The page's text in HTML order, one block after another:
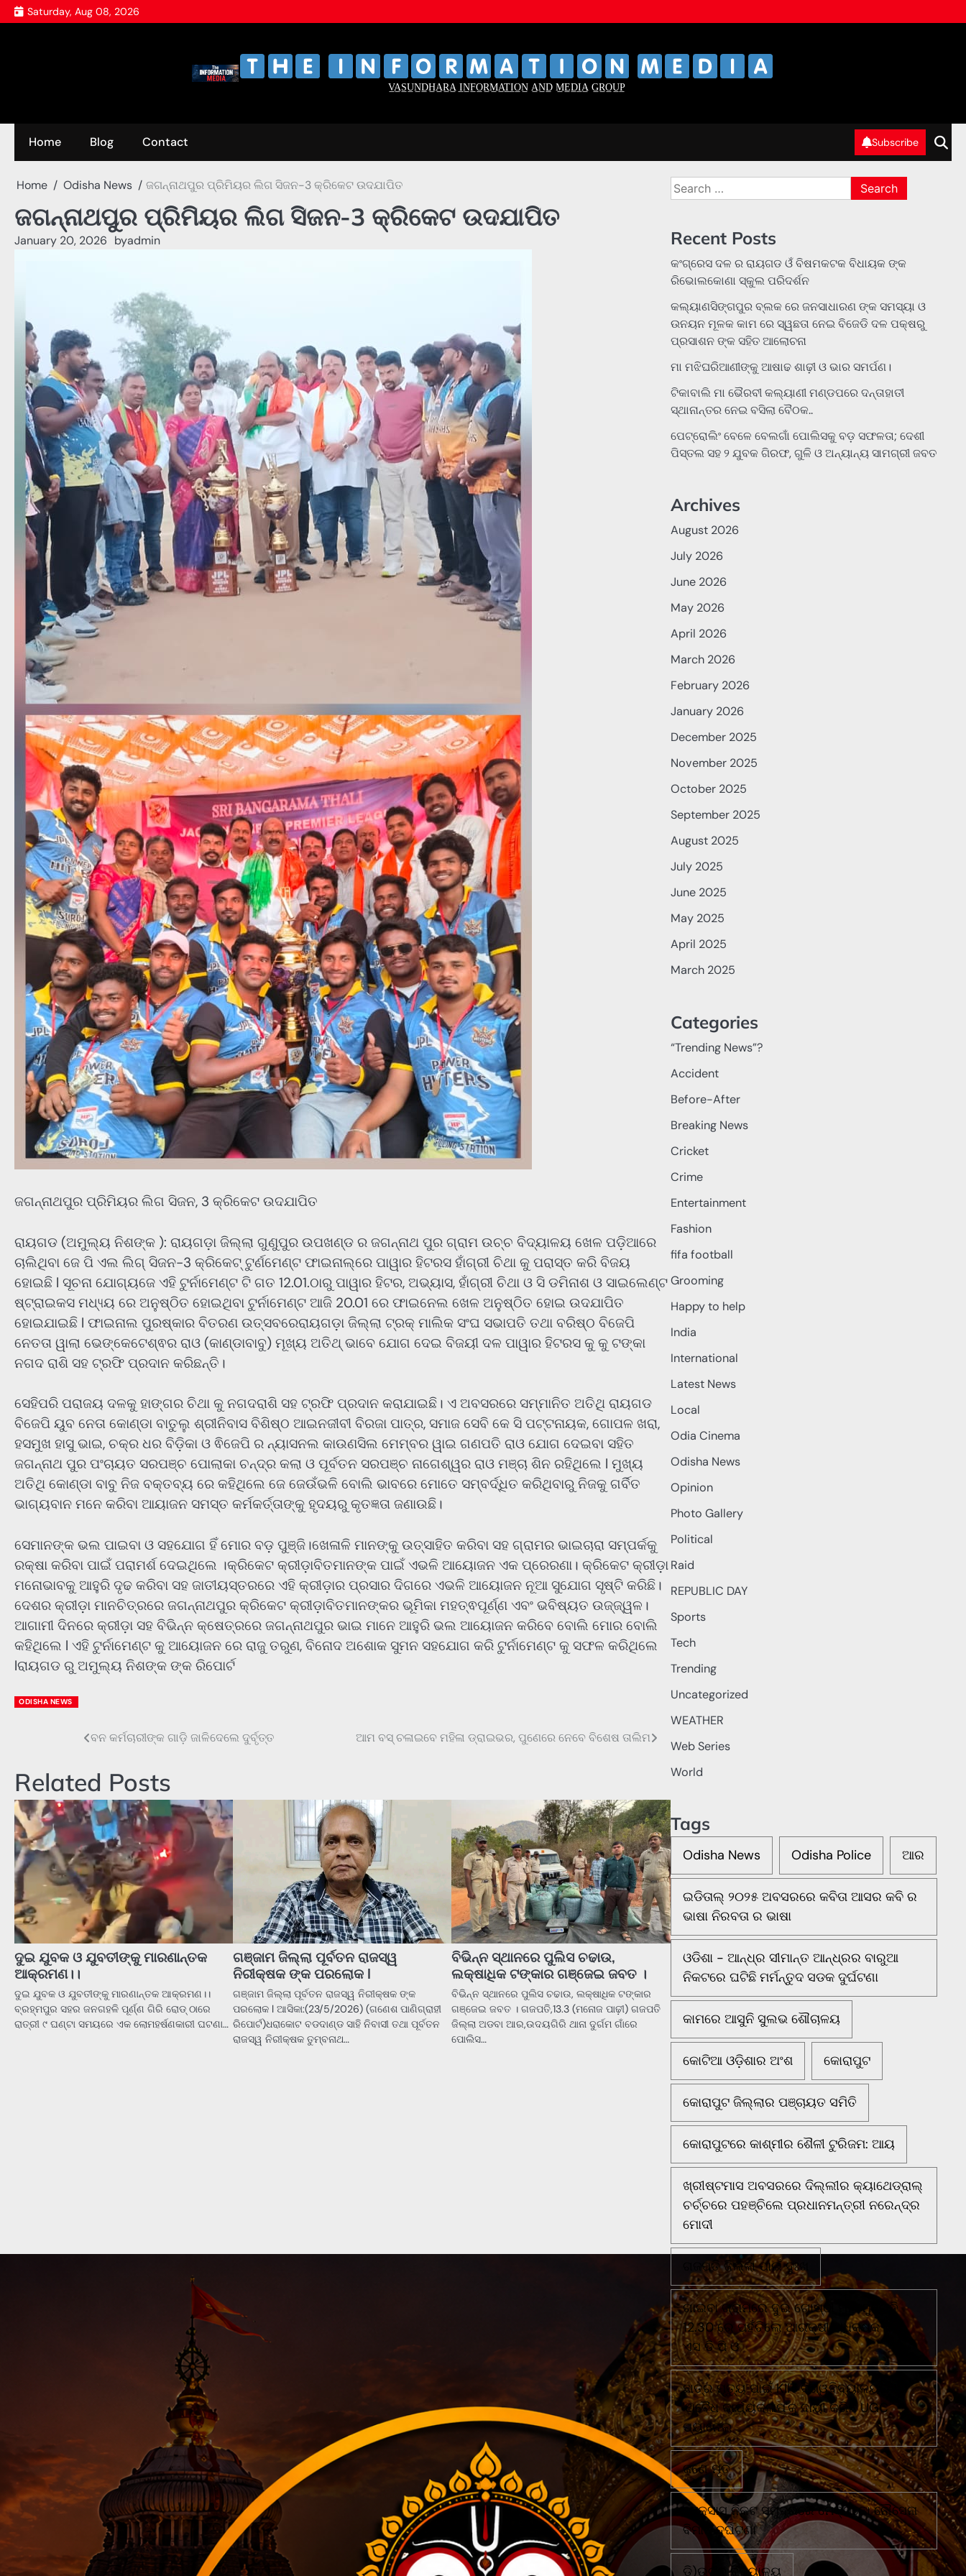
Skip
to
Saturday, Aug 08, 2026
V̲A̲S̲U̲N̲D̲H̲A̲R̲A̲ I̲N̲F̲O̲R̲M̲A̲T̲I̲O̲N̲ A̲N̲D̲ M̲E̲D̲I̲A̲ G̲R̲O̲U̲P̲
Home Blog Contact Subscribe
Home Odisha News ଜଗନ୍ନାଥପୁର ପ୍ରିମିୟର ଲିଗ ସିଜନ-3 କ୍ରିକେଟ ଉଦଯାପିତ
ଜଗନ୍ନାଥପୁର ପ୍ରିମିୟର ଲିଗ ସିଜନ-3 କ୍ରିକେଟ ଉଦଯାପିତ
January 20, 2026 byadmin
ଜଗନ୍ନାଥପୁର ପ୍ରିମିୟର ଲିଗ ସିଜନ, 3 କ୍ରିକେଟ ଉଦଯାପିତ
ରାୟଗଡ (ଅମୁଲ୍ୟ ନିଶଙ୍କ ): ରାୟଗଡ଼ା ଜିଲ୍ଲା ଗୁଣୁପୁର ଉପଖଣ୍ଡ ର ଜଗନ୍ନାଥ ପୁର ଗ୍ରାମ ଉଚ୍ଚ ବିଦ୍ୟାଳୟ ଖେଳ ପଡ଼ିଆରେ
ଚାଲିଥିବା ଜେ ପି ଏଲ ଲିଗ୍ ସିଜନ-3 କ୍ରିକେଟ୍ ଟୁର୍ଣମେଣ୍ଟ ଫାଇନାଲ୍‌ରେ ପାୱାର ହିଟରସ ହାଁଗ୍ରୀ ଚିଥା କୁ ପରାସ୍ତ କରି ବିଜୟ
ହୋଇଛି l ସୂଚନା ଯୋଗ୍ୟଜେ ଏହି ଟୁର୍ନାମେଣ୍ଟ ଟି ଗତ 12.01.ଠାରୁ ପାୱାର ହିଟର, ଅଭ୍ୟାସ, ହାଁଗ୍ରୀ ଚିଥା ଓ ସି ଡମିନାଶ ଓ ସାଇଲେଣ୍ଟ
ଷ୍ଟ୍ରାଇକସ ମଧ୍ୟ୍ୟ ରେ ଅନୁଷ୍ଠିତ ହୋଇଥିବା ଟୁର୍ନାମେଣ୍ଟ ଆଜି 20.01 ରେ ଫାଇନେଲ ଖେଳ ଅନୁଷ୍ଠିତ ହୋଇ ଉଦଯାପିତ
ହୋଇଯାଇଛି l ଫାଇନାଲ ପୁରଷ୍କାର ବିତରଣ ଉତ୍ସବରେରାୟଗଡ଼ା ଜିଲ୍ଲା ଟ୍ରକ୍ ମାଲିକ ସଂଘ ସଭାପତି ତଥା ବରିଷ୍ଠ ବିଜେପି
ନେତତା ୱାଲା ଭେଙ୍କେଟେଶ୍ଵର ରାଓ (କାଣ୍ଡାବାବୁ) ମୂଖ୍ୟ ଅତିଥ୍ ଭାବେ ଯୋଗ ଦେଇ ବିଜୟୀ ଦଳ ପାୱାର ହିଟରସ କୁ କୁ ଟଙ୍କା
ନଗଦ ରାଶି ସହ ଟ୍ରଫି ପ୍ରଦାନ କରିଛନ୍ତି।
ସେହିପରି ପରାଜୟ ଦଳକୁ ହାଙ୍ଗର ଚିଥା କୁ ନଗଦରାଶି ସହ ଟ୍ରଫି ପ୍ରଦାନ କରାଯାଇଛି। ଏ ଅବସରରେ ସମ୍ମାନିତ ଅତିଥି ରାୟଗଡ
ବିଜେପି ୟୁବ ନେତା କୋଣ୍ଡା ବାତୁଲୁ ଶ୍ରୀନିବାସ ବିଶିଷ୍ଠ ଆଇନଜୀବୀ ବିରଜା ପାତ୍ର, ସମାଜ ସେବି କେ ସି ପଟ୍ଟନାୟକ, ଗୋପଳ ଖରା,
ହସମୁଖ ହାସୁ ଭାଇ, ଚକ୍ର ଧର ବିଡ଼ିକା ଓ ଵିଜେପି ର ନ୍ୟାସନଲ କାଉଣସିଲ ମେମ୍ବର ୱାଇ ଗଣପତି ରାଓ ଯୋଗ ଦେଇବା ସହିତ
ଜଗନ୍ନାଥ ପୁର ପଂଚାୟତ ସରପଞ୍ଚ ପୋଲାକା ଚନ୍ଦ୍ର କଲା ଓ ପୂର୍ବତନ ସରପଞ୍ଚ ନାଗେଶ୍ୱର ରାଓ ମଞ୍ଚା ଶିନ ରହିଥିଲେ l ମୁଖ୍ୟ
ଅତିଥି କୋଣ୍ଡା ବାବୁ ନିଜ ବକ୍ତବ୍ୟ ରେ କହିଥିଲେ ଜେ ଜେଉଁଭଳି ବୋଲି ଭାବରେ ମୋତେ ସମ୍ବର୍ଦ୍ଧିତ କରିଥିବାରୁ ନିଜକୁ ଗର୍ବିତ
ଭାଗ୍ୟବାନ ମନେ କରିବା ଆୟାଜନ ସମସ୍ତ କର୍ମକର୍ତ୍ତାଙ୍କୁ ହୃଦୟରୁ କୃତଜ୍ଞତା ଜଣାଉଛି।
ସେମାନଙ୍କ ଭଲ ପାଇବା ଓ ସହଯୋଗ ହିଁ ମୋର ବଡ଼ ପୁଞ୍ଜି।ଖେଳାଳି ମାନଙ୍କୁ ଉତ୍ସାହିତ କରିବା ସହ ଗ୍ରାମର ଭାଇଚାରା ସମ୍ପର୍କକୁ
ରକ୍ଷା କରିବା ପାଇଁ ପରାମର୍ଶ ଦେଇଥିଲେ ।କ୍ରିକେଟ କ୍ରୀଡ଼ାବିତମାନଙ୍କ ପାଇଁ ଏଭଳି ଆୟୋଜନ ଏକ ପ୍ରେରଣା। କ୍ରିକେଟ କ୍ରୀଡ଼ା
ମନୋଭାବକୁ ଆହୁରି ଦୃଢ କରିବା ସହ ଜାତୀୟସ୍ତରରେ ଏହି କ୍ରୀଡ଼ାର ପ୍ରସାର ଦିଗରେ ଏଭଳି ଆୟୋଜନ ନୂଆ ସୁଯୋଗ ସୃଷ୍ଟି କରିଛି।
ଦେଶର କ୍ରୀଡ଼ା ମାନଚିତ୍ରରେ ଜଗନ୍ନାଥପୁର କ୍ରିକେଟ କ୍ରୀଡ଼ାବିତମାନଙ୍କର ଭୂମିକା ମହତ୍ଵପୂର୍ଣ୍ଣ ଏବଂ ଭବିଷ୍ୟତ ଉଜ୍ଜ୍ୱଳ।
ଆଗାମୀ ଦିନରେ କ୍ରୀଡ଼ା ସହ ବିଭିନ୍ନ କ୍ଷେତ୍ରରେ ଜଗନ୍ନାଥପୁର ଭାଇ ମାନେ ଆହୁରି ଭଲ ଆୟୋଜନ କରିବେ ବୋଲି ମୋର ବୋଲି
କହିଥିଲେ l ଏହି ଟୁର୍ନାମେଣ୍ଟ କୁ ଆୟୋଜନ ରେ ରାଜୁ ତରୁଣ, ବିନୋଦ ଅଶୋକ ସୁମନ ସହଯୋଗ କରି ଟୁର୍ନାମେଣ୍ଟ କୁ ସଫଳ କରିଥିଲେ
lରାୟଗଡ ରୁ ଅମୁଲ୍ୟ ନିଶଙ୍କ ଙ୍କ ରିପୋର୍ଟ
ODISHA NEWS
ବନ କର୍ମଚାରୀଙ୍କ ଗାଡ଼ି ଜାଳିଦେଲେ ଦୁର୍ବୃତ୍ତ ଆମ ବସ୍‌ ଚଳାଇବେ ମହିଳା ଡ୍ରାଇଭର, ପୁଣେରେ ନେବେ ବିଶେଷ ତାଲିମ
Related Posts
ଦୁଇ ଯୁବକ ଓ ଯୁବତୀଙ୍କୁ ମାରଣାନ୍ତକ
ଆକ୍ରମଣ।।
ଦୁଇ ଯୁବକ ଓ ଯୁବତୀଙ୍କୁ ମାରଣାନ୍ତକ ଆକ୍ରମଣ।।
ବ୍ରହ୍ମପୁର ସହର ଜନଗହଳି ପୂର୍ଣ୍ଣ ଗିରି ରୋଡ୍ ଠାରେ
ରାତ୍ରୀ ୯ ଘଣ୍ଟା ସମୟରେ ଏକ ଲୋମହର୍ଷଣକାରୀ ଘଟଣା…
ଗଞ୍ଜାମ ଜିଲ୍ଲା ପୂର୍ବତନ ରାଜସ୍ୱ
ନିରୀକ୍ଷକ ଙ୍କ ପରଲୋକ l
ଗଞ୍ଜାମ ଜିଲ୍ଲା ପୂର୍ବତନ ରାଜସ୍ୱ ନିରୀକ୍ଷକ ଙ୍କ
ପରଲୋକ l ଆସିକା:(23/5/2026) (ଗଣେଶ ପାଣିଗ୍ରାହୀ
ରିପୋର୍ଟ)ଧରାକୋଟ ବଡଦାଣ୍ଡ ସାହି ନିବାସୀ ତଥା ପୂର୍ବତନ
ରାଜସ୍ୱ ନିରୀକ୍ଷକ ତୁମ୍ବନାଥ…
ବିଭିନ୍ନ ସ୍ଥାନରେ ପୁଲିସ ଚଢାଉ,
ଲକ୍ଷାଧିକ ଟଙ୍କାର ଗଞ୍ଜେଇ ଜବତ ।
ବିଭିନ୍ନ ସ୍ଥାନରେ ପୁଲିସ ଚଢାଉ, ଲକ୍ଷାଧିକ ଟଙ୍କାର
ଗଞ୍ଜେଇ ଜବତ । ଗଜପତି,13.3 (ମନୋଜ ପାଢ଼ୀ) ଗଜପତି
ଜିଲ୍ଲା ଅଡବା ଆର,ଉଦୟଗିରି ଥାନା ଦୁର୍ଗମ ଗାଁରେ
ପୋଲିସ…
Search
for:
Recent Posts
କଂଗ୍ରେସ ଦଳ ର ରାୟଗଡ ଓଁ ବିଷମକଟକ ବିଧାୟକ ଙ୍କ
ରିଭୋଲକୋଣା ସ୍କୁଲ ପରିଦର୍ଶନ
କଲ୍ୟାଣସିଙ୍ଗପୁର ବ୍ଲକ ରେ ଜନସାଧାରଣ ଙ୍କ ସମସ୍ୟା ଓ
ଉନୟନ ମୂଳକ କାମ ରେ ସ୍ୱଛତା ନେଇ ବିଜେଡି ଦଳ ପକ୍ଷରୁ
ପ୍ରସାଶନ ଙ୍କ ସହିତ ଆଲୋଚନା
ମା ମଝିଘରିଆଣୀଙ୍କୁ ଆଷାଢ ଶାଢ଼ୀ ଓ ଭାର ସମର୍ପଣ।
ଟିକାବାଲି ମା ଭୈରବୀ କଲ୍ୟାଣୀ ମଣ୍ଡପରେ ଦନ୍ତାହାତୀ
ସ୍ଥାନାନ୍ତର ନେଇ ବସିଲା ବୈଠକ..
ପେଟ୍ରୋଲିଂ ବେଳେ ବେଲଗାଁ ପୋଲିସକୁ ବଡ଼ ସଫଳତା; ଦେଶୀ
ପିସ୍ତଲ ସହ ୨ ଯୁବକ ଗିରଫ, ଗୁଳି ଓ ଅନ୍ୟାନ୍ୟ ସାମଗ୍ରୀ ଜବତ
Archives
August 2026
July 2026
June 2026
May 2026
April 2026
March 2026
February 2026
January 2026
December 2025
November 2025
October 2025
September 2025
August 2025
July 2025
June 2025
May 2025
April 2025
March 2025
Categories
“Trending News”?
Accident
Before-After
Breaking News
Cricket
Crime
Entertainment
Fashion
fifa football
Grooming
Happy to help
India
International
Latest News
Local
Odia Cinema
Odisha News
Opinion
Photo Gallery
Political
Raid
REPUBLIC DAY
Sports
Tech
Trending
Uncategorized
WEATHER
Web Series
World
Tags
Odisha News Odisha Police ଆର
ଇଡିତାଲ୍ ୨୦୨୫ ଅବସରରେ କବିତା ଆସର କବି ର
ଭାଷା ନିରବତା ର ଭାଷା
ଓଡିଶା - ଆନ୍ଧ୍ର ସୀମାନ୍ତ ଆନ୍ଧ୍ରର ବାରୁଆ
ନିକଟରେ ଘଟିଛି ମର୍ମନ୍ତୁଦ ସଡକ ଦୁର୍ଘଟଣା
କାମରେ ଆସୁନି ସୁଲଭ ଶୌଚାଳୟ
କୋଟିଆ ଓଡ଼ିଶାର ଅଂଶ କୋରାପୁଟ
କୋରାପୁଟ ଜିଲ୍ଲାର ପଞ୍ଚାୟତ ସମିତି
କୋରାପୁଟରେ କାଶ୍ମୀର ଶୈଳୀ ଟୁରିଜମ: ଆୟ
ଖ୍ରୀଷ୍ଟମାସ ଅବସରରେ ଦିଲ୍ଲୀର କ୍ୟାଥେଡ୍ରାଲ୍
ଚର୍ଚ୍ଚରେ ପହଞ୍ଚିଲେ ପ୍ରଧାନମନ୍ତ୍ରୀ ନରେନ୍ଦ୍ର
ମୋଦୀ
ଗଜପତି ଜିଲ୍ଲା ପାଇଁ ଦୁଃଖ
ଗାଇବା ଗ୍ରାମରେ ଦୁଇ ଗୋଷ୍ଠୀ ମୁହାଁ ମୁହିଁରାତି
12.30 ରେ ପହଁଚିଲେ ଆରକ୍ଷୀ ଅଧିକ୍ଷକ ଏବଂ
ଏସ ଡି ପି ଓ
ଛାତ୍ର ମୃତ୍ୟୁ ପାଇଁ KIIT ବିଶ୍ୱବିଦ୍ୟାଳୟର
'ଅବୈଧ କାର୍ଯ୍ୟକଳାପ'କୁ ଦାୟୀ କରିଛି UGC
ପ୍ୟାନେଲ
ଜଣେ ମୃତ
ଟେକ୍ସାସ ନିକଟ ସମୁଦ୍ରରେ ମେକ୍ସିକୋ ନୌସେନା
ବିମାନ ଦୁର୍ଘଟଣା
ଡି)ଉଚ୍ଚ ବିଦ୍ୟାଳୟ